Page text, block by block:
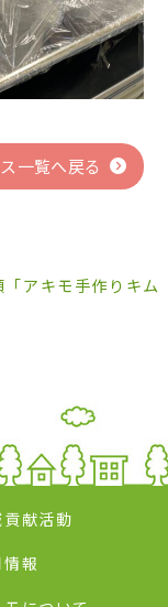
一覧へ戻る
アキモ手作りキム
献活動
報